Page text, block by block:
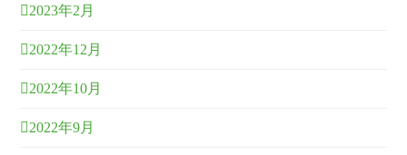
2023年2月
2022年12月
2022年10月
2022年9月